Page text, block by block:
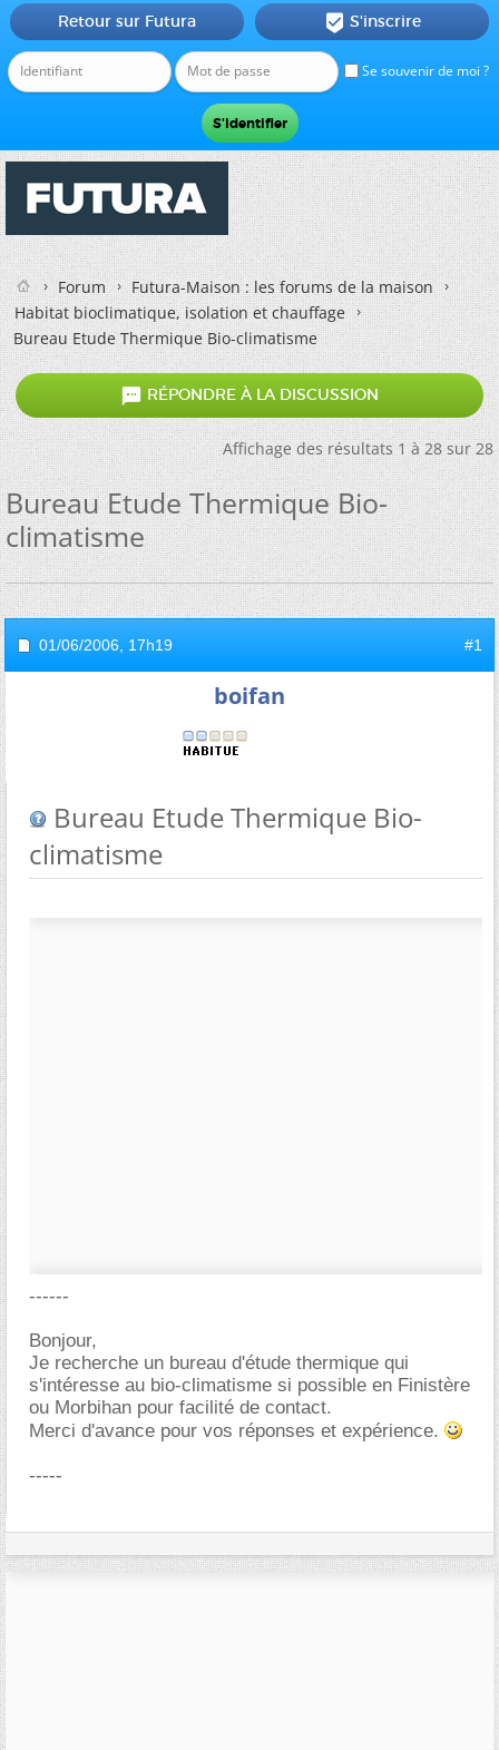
Se souvenir de moi ?
Retour sur Futura  S'inscrire
Forum
Futura-Maison : les forums de la maison
Habitat bioclimatique, isolation et chauffage
Bureau Etude Thermique Bio-climatisme
 RÉPONDRE À LA DISCUSSION
Affichage des résultats 1 à 28 sur 28
Bureau Etude Thermique Bio-
climatisme
01/06/2006, 17h19 #1
boifan
Bureau Etude Thermique Bio-
climatisme
------
Bonjour,
Je recherche un bureau d'étude thermique qui
s'intéresse au bio-climatisme si possible en Finistère
ou Morbihan pour facilité de contact.
Merci d'avance pour vos réponses et expérience.
-----